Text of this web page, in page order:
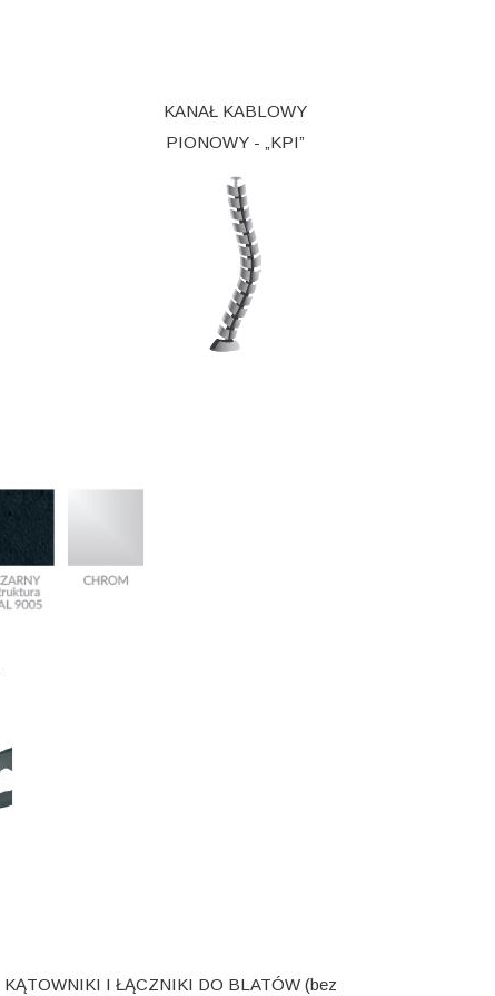
KANAŁ KABLOWY
PIONOWY - „KPI”
KĄTOWNIKI I ŁĄCZNIKI DO BLATÓW (bez